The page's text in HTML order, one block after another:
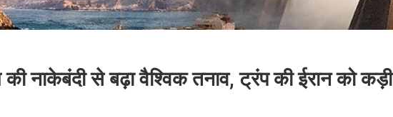
नाकेबंदी से बढ़ा वैश्विक तनाव, ट्रंप की ईरान को कड़ी